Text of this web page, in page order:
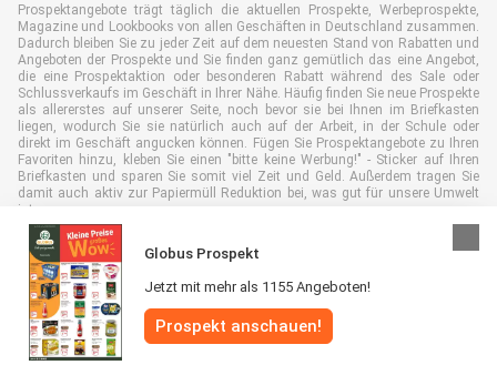
Globus Prospekt
Jetzt mit mehr als 1155 Angeboten!
Prospekt anschauen!
Prospektangebote trägt täglich die aktuellen Prospekte, Werbeprospekte,
Magazine und Lookbooks von allen Geschäften in Deutschland zusammen.
Dadurch bleiben Sie zu jeder Zeit auf dem neuesten Stand von Rabatten und
Angeboten der Prospekte und Sie finden ganz gemütlich das eine Angebot,
die eine Prospektaktion oder besonderen Rabatt während des Sale oder
Schlussverkaufs im Geschäft in Ihrer Nähe. Häufig finden Sie neue Prospekte
als allererstes auf unserer Seite, noch bevor sie bei Ihnen im Briefkasten
liegen, wodurch Sie sie natürlich auch auf der Arbeit, in der Schule oder
direkt im Geschäft angucken können. Fügen Sie Prospektangebote zu Ihren
Favoriten hinzu, kleben Sie einen "bitte keine Werbung!" - Sticker auf Ihren
Briefkasten und sparen Sie somit viel Zeit und Geld. Außerdem tragen Sie
damit auch aktiv zur Papiermüll Reduktion bei, was gut für unsere Umwelt
ist.
Alle Rechte vorbehalten © Prospektangebote.de 2026 |
|Allgemeine Geschäftsbedingungen Datenschutzerklärung